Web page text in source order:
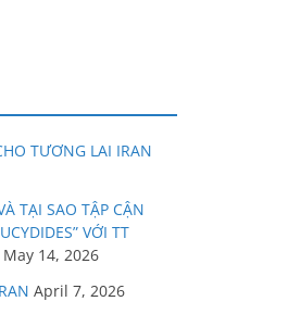
TƯƠNG LAI IRAN
TẠI SAO TẬP CẬN
VỚI TT
May 14, 2026
April 7, 2026